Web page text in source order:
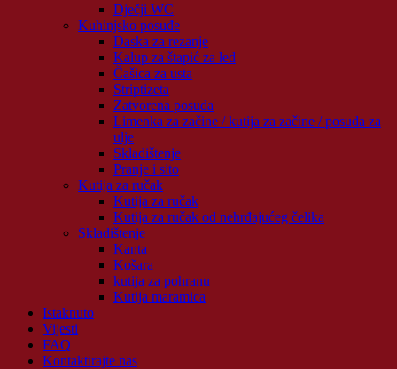
Dječji WC
Kuhinjsko posuđe
Daska za rezanje
Kalup za štapić za led
Čašica za usta
Striptizeta
Zatvorena posuda
Limenka za začine / kutija za začine / posuda za
ulje
Skladištenje
Pranje i sito
Kutija za ručak
Kutija za ručak
Kutija za ručak od nehrđajućeg čelika
Skladištenje
Kanta
Košara
kutija za pohranu
Kutija maramica
Istaknuto
Vijesti
FAQ
Kontaktirajte nas